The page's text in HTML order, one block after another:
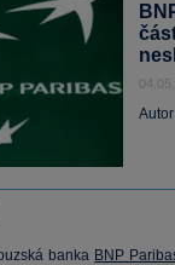
banka BNP